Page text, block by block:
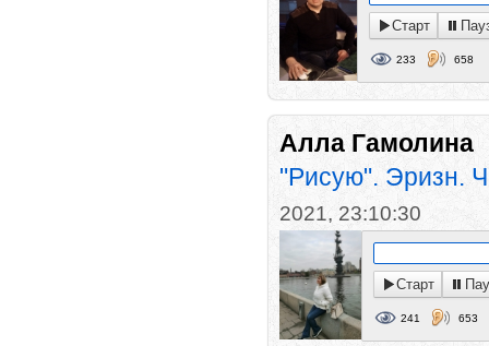
Старт
233 658
Алла Гамолина
"Рисую". Эризн.
2021, 23:10:30
Старт
241 653